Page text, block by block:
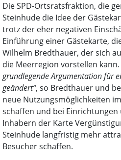
Die SPD-Ortsratsfraktion, die
Steinhude die Idee der
trotz der eher negativen
Einführung einer Gästekarte,
Wilhelm Bredthauer, der sich
die Meerregion vorstellen kann.
grundlegende Argumentation für
geändert“, so Bredthauer und
neue Nutzungsmöglichkeiten
schaffen und bei
Inhabern der Karte
Steinhude langfristig mehr
Besucher schaffen.